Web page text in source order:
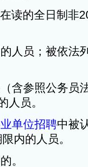
读的全日制非
人员；被依法
含参照公务员
人员。
单位招聘中被
内的人员。
。